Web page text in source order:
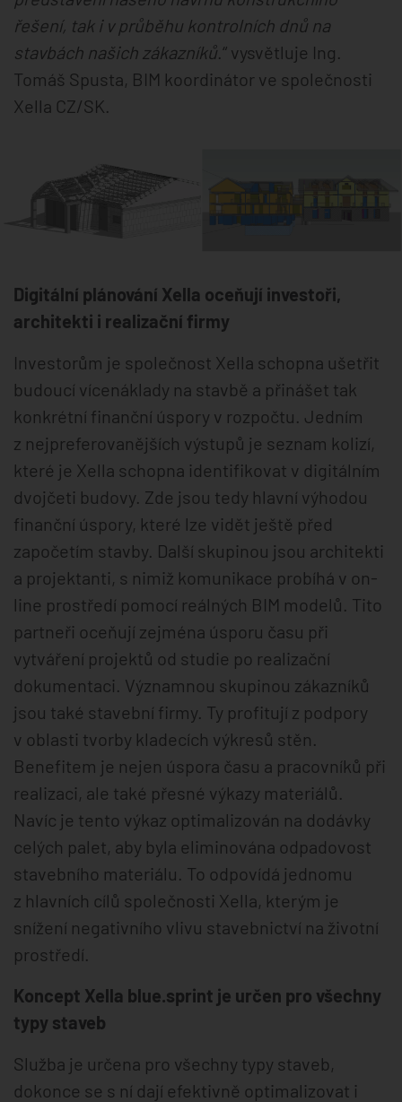
řešení, tak i v průběhu kontrolních dnů na
stavbách našich zákazníků.“ vysvětluje Ing.
Tomáš Spusta, BIM koordinátor ve společnosti
Xella CZ/SK.
Digitální plánování Xella oceňují investoři,
architekti i realizační firmy
Investorům je společnost Xella schopna ušetřit
budoucí vícenáklady na stavbě a přinášet tak
konkrétní finanční úspory v rozpočtu. Jedním
z nejpreferovanějších výstupů je seznam kolizí,
které je Xella schopna identifikovat v digitálním
dvojčeti budovy. Zde jsou tedy hlavní výhodou
finanční úspory, které lze vidět ještě před
započetím stavby. Další skupinou jsou architekti
a projektanti, s nimiž komunikace probíhá v on-
line prostředí pomocí reálných BIM modelů. Tito
partneři oceňují zejména úsporu času při
vytváření projektů od studie po realizační
dokumentaci. Významnou skupinou zákazníků
jsou také stavební firmy. Ty profitují z podpory
v oblasti tvorby kladecích výkresů stěn.
Benefitem je nejen úspora času a pracovníků při
realizaci, ale také přesné výkazy materiálů.
Navíc je tento výkaz optimalizován na dodávky
celých palet, aby byla eliminována odpadovost
stavebního materiálu. To odpovídá jednomu
z hlavních cílů společnosti Xella, kterým je
snížení negativního vlivu stavebnictví na životní
prostředí.
Koncept Xella blue.sprint je určen pro všechny
typy staveb
Služba je určena pro všechny typy staveb,
dokonce se s ní dají efektivně optimalizovat i